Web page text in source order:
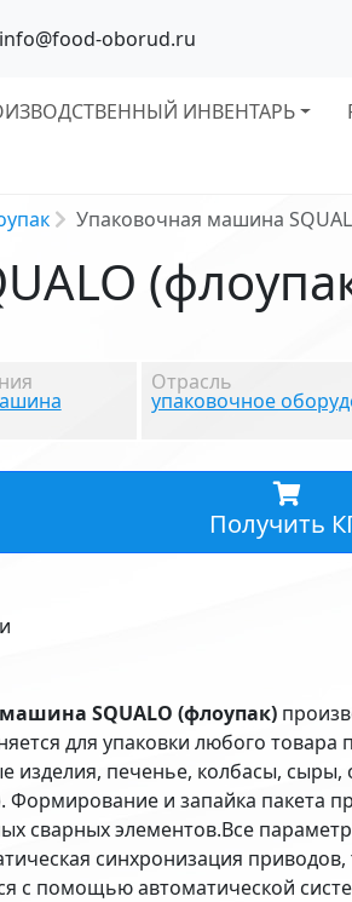
info@food-oborud.ru
ИНВЕНТАРЬ
Упаковочная машина
Отрасль
упаковочное
Получить
SQUALO (флоупак)
для упаковки любого
изделия, печенье, колбасы,
Формирование и запайка пакета
сварных элементов.Все
синхронизация
с помощью автоматической